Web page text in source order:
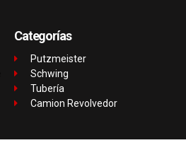
Categorías
Putzmeister
Schwing
Tubería
Camion Revolvedor